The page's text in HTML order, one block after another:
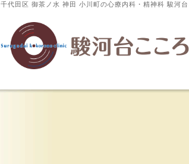
千代田区 御茶ノ水 神田 小川町の心療内科・精神科 駿河